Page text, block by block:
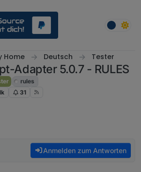
Home Deutsch Tester
Adapter 5.0.7 - RULES
rules
31
Anmelden zum Antworten